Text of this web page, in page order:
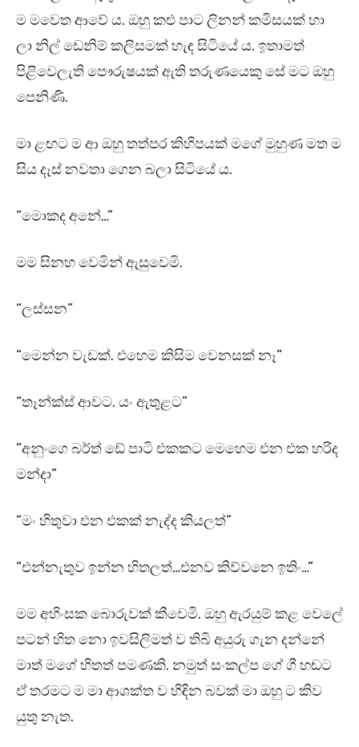
ම මවෙත ආවේ ය. ඔහු කළු පාට ලිනන් කමිසයක් හා
ලා නිල් ඩෙනිම් කලිසමක් හැඳ සිටියේ ය. ඉතාමත්
පිළිවෙලැති පෞරුෂයක් ඇති තරුණයෙකු සේ මට ඔහු
පෙනිණි.
මා ළඟට ම ආ ඔහු තත්පර කිහිපයක් මගේ මුහුණ මත ම
සිය දෑස් නවතා ගෙන බලා සිටියේ ය.
“මොකද අනේ…”
මම සිනහ වෙමින් ඇසුවෙමි.
“ලස්සන”
“මෙන්න වැඩක්. එහෙම කිසිම වෙනසක් නෑ”
“තෑන්ක්ස් ආවට. යං ඇතුළට”
“අනුංගෙ බර්ත් ඩේ පාටි එකකට මෙහෙම එන එක හරිද
මන්දා”
“මං හිතුවා එන එකක් නැද්ද කියලත්”
“එන්නැතුව ඉන්න හිතලත්…එනව කිව්වනෙ ඉතිං…”
මම අහිංසක බොරුවක් කීවෙමි. ඔහු ඇරයුම් කළ වෙලේ
පටන් හිත නො ඉවසිලිමත් ව තිබි අයුරු ගැන දන්නේ
මාත් මගේ හිතත් පමණකි. නමුත් සංකල්ප ගේ ගී හඬට
ඒ තරමට ම මා ආශක්ත ව හිඳින බවක් මා ඔහු ට කිව
යුතු නැත.